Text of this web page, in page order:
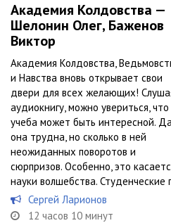
Академия Колдовства —
Шелонин Олег, Баженов
Виктор
Академия Колдовства,
и Навства вновь открывает свои
двери для всех желающих!
аудиокнигу, можно увериться, что
учеба может быть интересной.
она трудна, но сколько в ней
неожиданных поворотов и
сюрпризов. Особенно, это
науки волшебства. Студенческие
Сергей Ларионов
12 часов 10 минут